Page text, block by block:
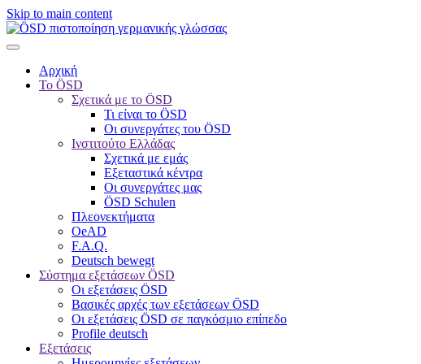
Skip to main content
Αρχική
Το ÖSD
Σχετικά με το ÖSD
Τι είναι το ÖSD
Οι συνεργάτες του ÖSD
Ινστιτούτο Ελλάδας
Σχετικά με εμάς
Εξεταστικά κέντρα
Οι συνεργάτες μας
ÖSD Schulen
Πλεονεκτήματα
OeAD
F.A.Q.
Deutsch bewegt
Σύστημα εξετάσεων ÖSD
Οι εξετάσεις ÖSD
Βασικές αρχές των εξετάσεων ÖSD
Οι εξετάσεις ÖSD σε παγκόσμιο επίπεδο
Profile deutsch
Εξετάσεις